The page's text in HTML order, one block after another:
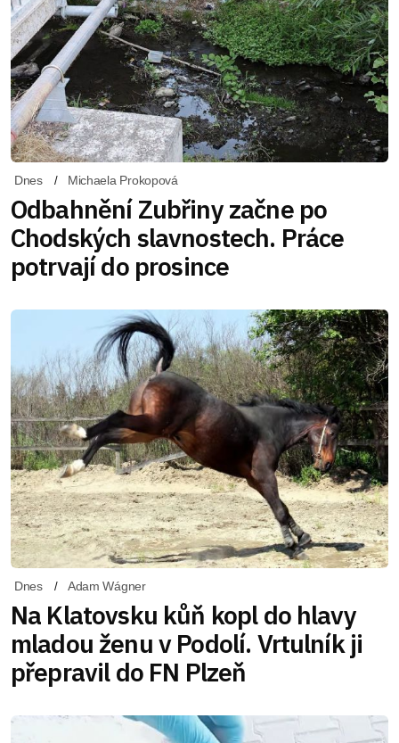
Dnes Michaela Prokopová
Odbahnění Zubřiny začne po
Chodských slavnostech. Práce
potrvají do prosince
Dnes Adam Wágner
Na Klatovsku kůň kopl do hlavy
mladou ženu v Podolí. Vrtulník ji
přepravil do FN Plzeň